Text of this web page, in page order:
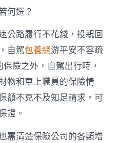
何選？
路履行不花錢，投親回
自駕包養網游平安不容疏
險之外，自駕出行時，
物和車上職員的保險情
額不克不及知足請求，可
證。
清楚保險公司的各類增